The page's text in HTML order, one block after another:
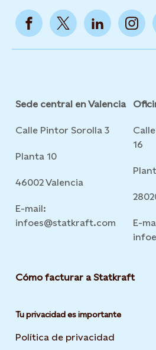
Sede central en Valencia
Calle Pintor Sorolla 3
Planta 10
46002 Valencia
E-mail:
infoes@statkraft.com
16
E-
Cómo facturar a Statkraft
Tu privacidad es importante
Política de privacidad